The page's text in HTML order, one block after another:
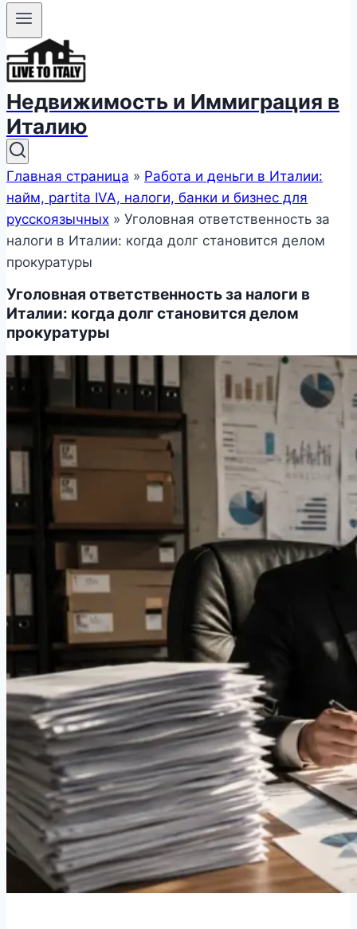
Недвижимость и Иммиграция в
Италию
Главная страница » Работа и деньги в Италии:
найм, partita IVA, налоги, банки и бизнес для
русскоязычных » Уголовная ответственность за
налоги в Италии: когда долг становится делом
прокуратуры
Уголовная ответственность за налоги в
Италии: когда долг становится делом
прокуратуры